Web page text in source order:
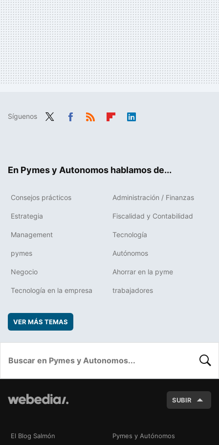
Síguenos
En Pymes y Autonomos hablamos de...
Consejos prácticos Administración / Finanzas
Estrategia Fiscalidad y Contabilidad
Management Tecnología
pymes Autónomos
Negocio Ahorrar en la pyme
Tecnología en la empresa trabajadores
VER MÁS TEMAS
SUBIR
El Blog Salmón Pymes y Autónomos